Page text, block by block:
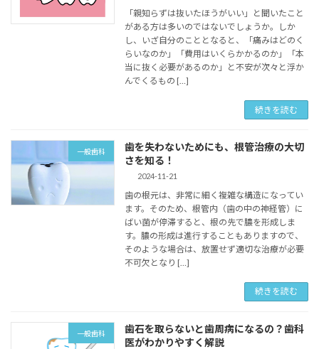
「親知らずは抜いたほうがいい」と聞いたこと
がある方は多いのではないでしょうか。しか
し、いざ自分のこととなると、「痛みはどのく
らいなのか」「費用はいくらかかるのか」「本
当に抜く必要があるのか」と不安が次々と浮か
んでくるもの […]
続きを読む
一般歯科
歯を失わないためにも、根管治療の大切
さを知る！
2024-11-21
歯の根元は、非常に細く複雑な構造になってい
ます。そのため、根管内（歯の中の神経管）に
ばい菌が停滞すると、根の先で膿を形成しま
す。膿の形成は進行することもありますので、
そのような場合は、放置せず適切な治療が必要
不可欠となり […]
続きを読む
一般歯科
歯石を取らないと歯周病になるの？歯科
医がわかりやすく解説